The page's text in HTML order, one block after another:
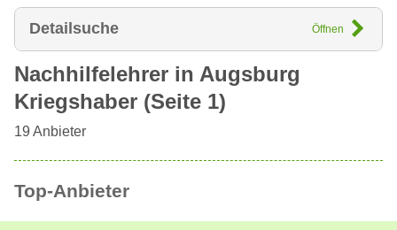
Detailsuche Öffnen
Nachhilfelehrer in Augsburg
Kriegshaber (Seite 1)
19 Anbieter
Top-Anbieter